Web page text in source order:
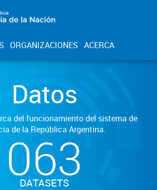
ORGANIZACIONES ACERCA
Datos
del funcionamiento del sistema de
de la República Argentina.
063
DATASETS